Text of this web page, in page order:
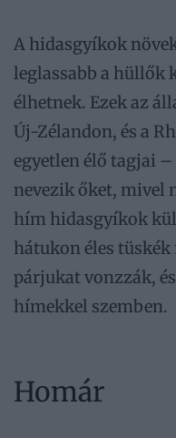
A hidasgyíkok
leglassabb a hüllők
élhetnek. Ezek az
Új-Zélandon, és a
egyetlen élő tagjai
nevezik őket, mivel
hím hidasgyíkok
hátukon éles
párjukat vonzzák,
hímekkel szemben.
Homár